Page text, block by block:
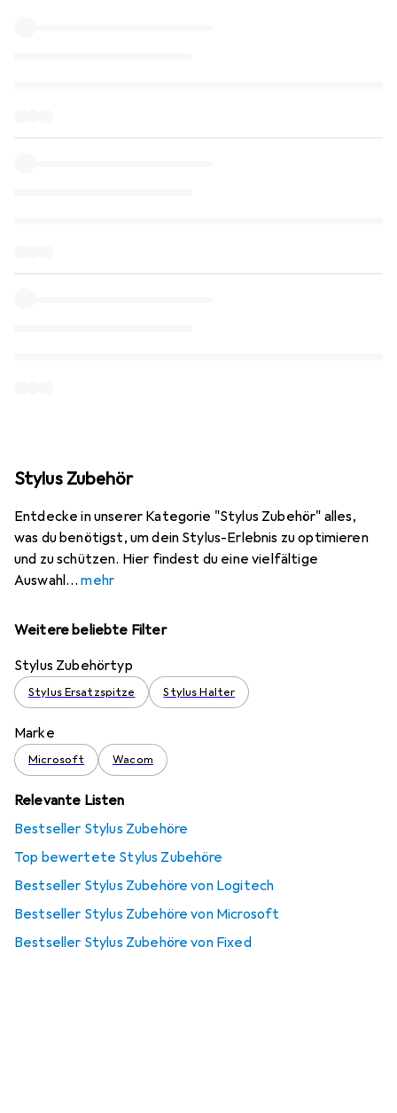
Stylus Zubehör
Entdecke in unserer Kategorie "Stylus Zubehör" alles,
was du benötigst, um dein Stylus-Erlebnis zu optimieren
und zu schützen. Hier findest du eine vielfältige
Auswahl
mehr
Weitere beliebte Filter
Stylus Zubehörtyp
Stylus Ersatzspitze Stylus Halter
Marke
Microsoft Wacom
Relevante Listen
Bestseller Stylus Zubehöre
Top bewertete Stylus Zubehöre
Bestseller Stylus Zubehöre von Logitech
Bestseller Stylus Zubehöre von Microsoft
Bestseller Stylus Zubehöre von Fixed